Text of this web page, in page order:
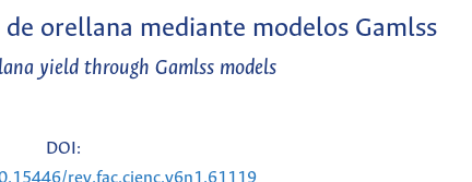
orellana mediante modelos Gamlss
yield through Gamlss models
DOI: